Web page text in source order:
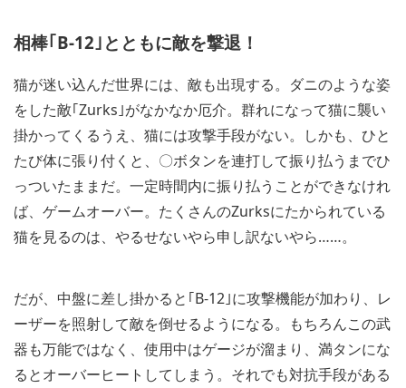
相棒｢B-12｣とともに敵を撃退！
猫が迷い込んだ世界には、敵も出現する。ダニのような姿
をした敵｢Zurks｣がなかなか厄介。群れになって猫に襲い
掛かってくるうえ、猫には攻撃手段がない。しかも、ひと
たび体に張り付くと、〇ボタンを連打して振り払うまでひ
っついたままだ。一定時間内に振り払うことができなけれ
ば、ゲームオーバー。たくさんのZurksにたかられている
猫を見るのは、やるせないやら申し訳ないやら……。
だが、中盤に差し掛かると｢B-12｣に攻撃機能が加わり、レ
ーザーを照射して敵を倒せるようになる。もちろんこの武
器も万能ではなく、使用中はゲージが溜まり、満タンにな
るとオーバーヒートしてしまう。それでも対抗手段がある